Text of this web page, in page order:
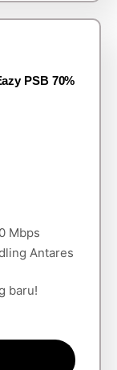
PSB 70%
Mbps
Antares
baru!